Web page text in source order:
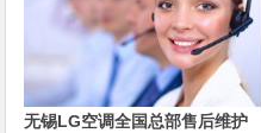
无锡LG空调全国总部售后维护